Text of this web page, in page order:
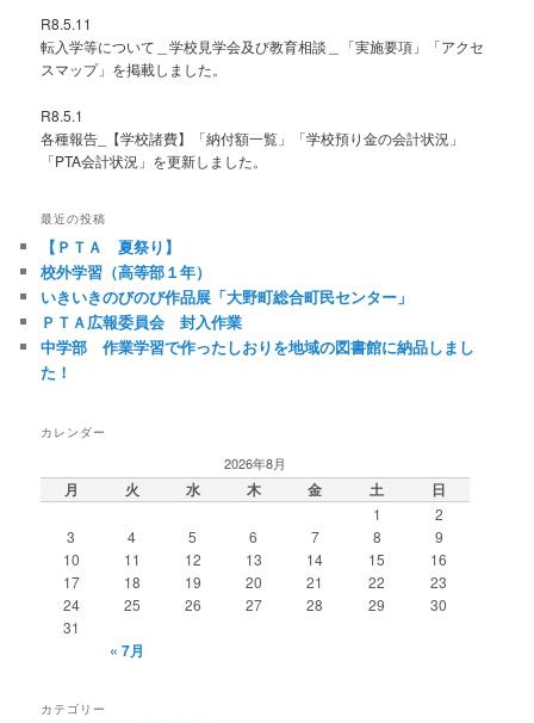
R8.5.11
転入学等について＿学校見学会及び教育相談＿「実施要項」「アクセ
スマップ」を掲載しました。
R8.5.1
各種報告_【学校諸費】「納付額一覧」「学校預り金の会計状況」
「PTA会計状況」を更新しました。
最近の投稿
【ＰＴＡ 夏祭り】
校外学習（高等部１年）
いきいきのびのび作品展「大野町総合町民センター」
ＰＴＡ広報委員会 封入作業
中学部 作業学習で作ったしおりを地域の図書館に納品しまし
た！
カレンダー
2026年8月
月 火 水 木 金 土 日
1
2
3
4 5 6 7 8
9
10
11 12 13 14 15
16
17
18 19 20 21 22
23
24
25 26 27 28 29
30
31
« 7月
カテゴリー